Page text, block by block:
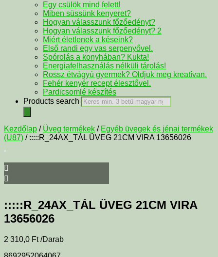
Egy csülök mind felett!
Miben süssünk kenyeret?
Hogyan válasszunk főzőedényt?
Hogyan válasszunk főzőedényt? 2
Miért életlenek a késeink?
Első randi egy vas serpenyővel.
Spórolás a konyhában? Kukta!
Energiafelhasználás nélküli tárolás!
Rossz étvágyú gyermek? Oldjuk meg kreatívan.
Fehér kenyér recept élesztővel.
Pardicsomlé készítés
Products search
Kezdőlap / Üveg termékek / Egyéb üvegek és jénai termékek
(U87) / :::::R_24AX_TÁL ÜVEG 21CM VIRA 13656026
:::::R_24AX_TÁL ÜVEG 21CM VIRA
13656026
2 310,0 Ft /Darab